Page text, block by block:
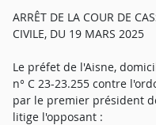
ARRÊT DE LA COUR DE
CIVILE, DU 19 MARS 2025
Le préfet de l'Aisne,
n° C 23-23.255 contre
par le premier président
litige l'opposant :